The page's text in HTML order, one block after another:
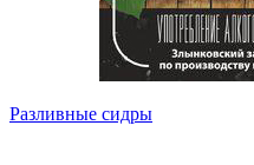
Разливные сидры